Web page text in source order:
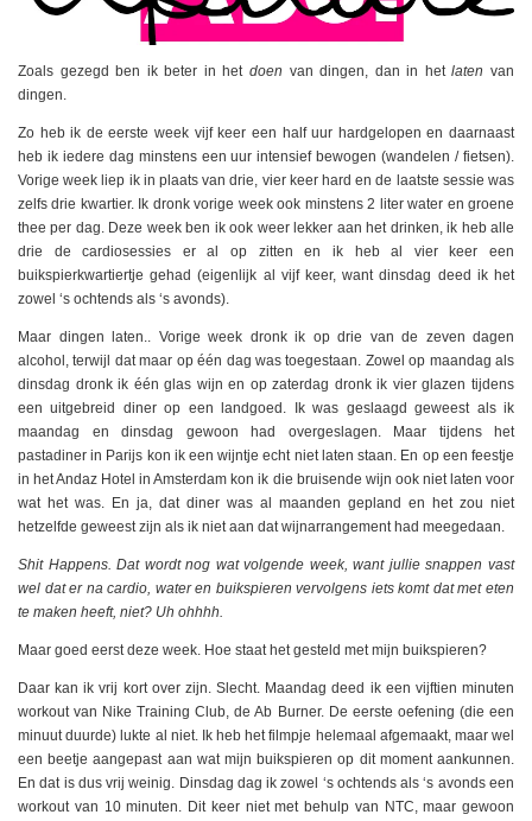
Zoals gezegd ben ik beter in het doen van dingen, dan in hetlatenvan
dingen.
Zo heb ik de eerste week vijf keer een half uur hardgelopen en daarnaast
heb ik iedere dag minstens een uur intensief bewogen (wandelen / fietsen).
Vorige week liep ik in plaats van drie, vier keer hard en de laatste sessie was
zelfs drie kwartier. Ik dronk vorige week ook minstens 2 liter water en groene
thee per dag. Deze week ben ik ook weer lekker aan het drinken, ik heb alle
drie de cardiosessies er al op zitten en ik heb al vier keer een
buikspierkwartiertje gehad (eigenlijk al vijf keer, want dinsdag deed ik het
zowel ‘s ochtends als ‘s avonds).
Maar dingen laten.. Vorige week dronk ik op drie van de zeven dagen
alcohol, terwijl dat maar op één dag was toegestaan. Zowel op maandag als
dinsdag dronk ik één glas wijn en op zaterdag dronk ik vier glazen tijdens
een uitgebreid diner op een landgoed. Ik was geslaagd geweest als ik
maandag en dinsdag gewoon had overgeslagen. Maar tijdens het
pastadiner in Parijs kon ik een wijntje echt niet laten staan. En op een feestje
in het Andaz Hotel in Amsterdam kon ik die bruisende wijn ook niet laten voor
wat het was. En ja, dat diner was al maanden gepland en het zou niet
hetzelfde geweest zijn als ik niet aan dat wijnarrangement had meegedaan.
Shit Happens. Dat wordt nog wat volgende week, want jullie snappen vast
wel dat er na cardio, water en buikspieren vervolgens iets komt dat met eten
te maken heeft, niet? Uh ohhhh.
Maar goed eerst deze week. Hoe staat het gesteld met mijn buikspieren?
Daar kan ik vrij kort over zijn. Slecht. Maandag deed ik een vijftien minuten
workout van Nike Training Club, de Ab Burner. De eerste oefening (die een
minuut duurde) lukte al niet. Ik heb het filmpje helemaal afgemaakt, maar wel
een beetje aangepast aan wat mijn buikspieren op dit moment aankunnen.
En dat is dus vrij weinig. Dinsdag dag ik zowel ‘s ochtends als ‘s avonds een
workout van 10 minuten. Dit keer niet met behulp van NTC, maar gewoon